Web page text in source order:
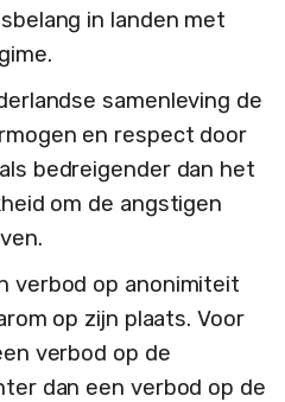
in landen met
samenleving de
en respect door
bedreigender dan het
om de angstigen
verbod op anonimiteit
op zijn plaats. Voor
verbod op de
dan een verbod op de